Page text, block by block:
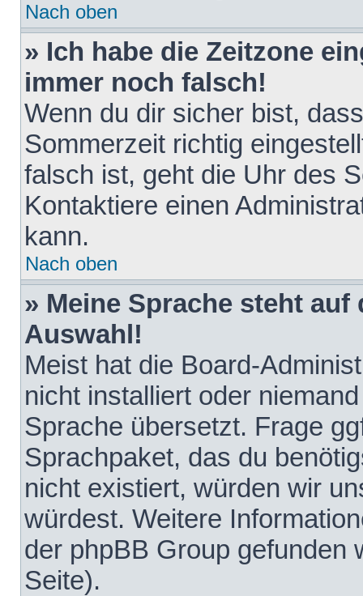
Nach oben
» Ich habe die Zeitzone
immer noch falsch!
Wenn du dir sicher bist,
Sommerzeit richtig
falsch ist, geht die Uhr des
Kontaktiere einen
kann.
Nach oben
» Meine Sprache steht
Auswahl!
Meist hat die Board-
nicht installiert oder
Sprache übersetzt. Frage
Sprachpaket, das du
nicht existiert, würden wir
würdest. Weitere
der phpBB Group gefunden
Seite).